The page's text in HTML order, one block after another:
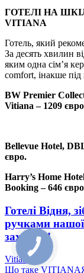
ГОТЕЛІ НА
VITIANA
Готель, який
За десять хвилин
яким одна сім’я
comfort, інакше
BW Premier
Vitiana – 1209
Bellevue Hotel,
євро.
Harry’s Home
Booking – 646
Готелі Відня,
ручками
заходьте!
Vitiana
Що таке VITIANA